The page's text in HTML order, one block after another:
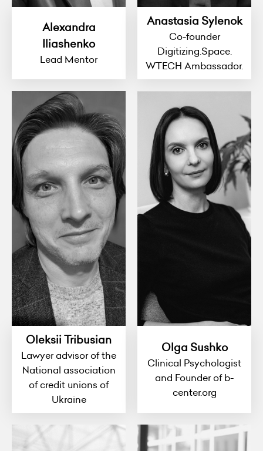
Alexandra
Iliashenko
Lead Mentor
Anastasia Sylenok
Co-founder
Digitizing.Space.
WTECH Ambassador.
Oleksii Tribusian
Lawyer advisor of the
National association
of credit unions of
Ukraine
Olga Sushko
Clinical Psychologist
and Founder of b-
center.org